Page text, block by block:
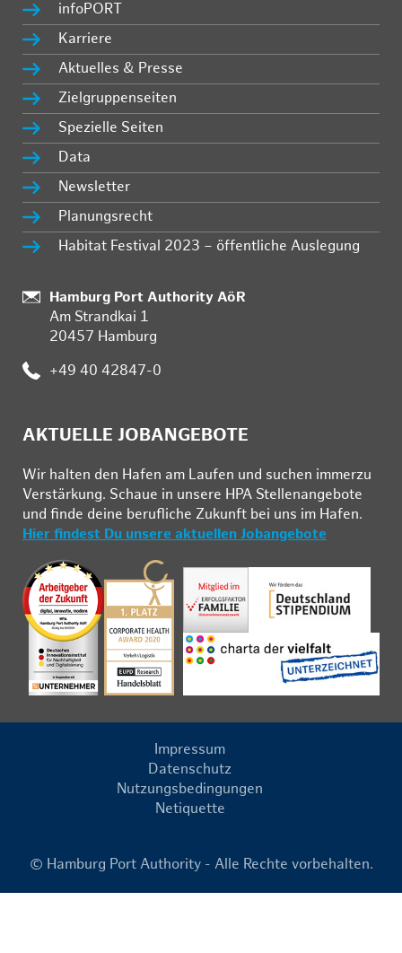
infoPORT
Karriere
Aktuelles & Presse
Zielgruppenseiten
Spezielle Seiten
Data
Newsletter
Planungsrecht
Habitat Festival 2023 – öffentliche Auslegung
:
Hamburg Port Authority AöR
Am Strandkai 1
20457 Hamburg
: +49 40 42847-0
AKTUELLE JOBANGEBOTE
Wir hal­ten den Ha­fen am Lau­fen und su­chen im­mer­zu
Ver­stär­kung. Schau­e in un­se­re HPA Stel­len­an­ge­bo­te
und fin­de deine be­ruf­li­che Zu­kunft bei uns im Ha­fen.
Hier findest Du unsere aktuellen Jobangebote
Impressum
Datenschutz
Nutzungsbedingungen
Netiquette
© Hamburg Port Authority - Alle Rechte vorbehalten.